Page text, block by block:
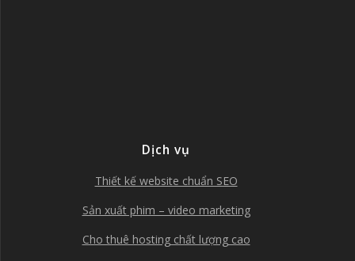
Dịch vụ
Thiết kế website chuẩn SEO
Sản xuất phim – video marketing
Cho thuê hosting chất lượng cao